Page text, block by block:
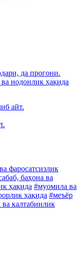
да прогони.
нодонлик ҳақида
айт.
фаросатсизлик
баҳона ва
ҳақида #муомила ва
ҳақида #меъёр
калтабинлик